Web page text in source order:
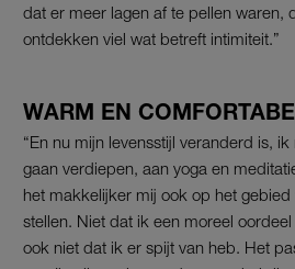
dat er meer lagen af te pellen waren,
ontdekken viel wat betreft intimiteit.”
WARM EN
“En nu mijn levensstijl veranderd is,
gaan verdiepen, aan yoga en
het makkelijker mij ook op het
stellen. Niet dat ik een moreel
ook niet dat ik er spijt van heb. Het